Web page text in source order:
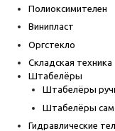
Полиоксимителен
Винипласт
Оргстекло
Складская техника
Штабелёры
Штабелёры
Штабелёры
Гидравлические